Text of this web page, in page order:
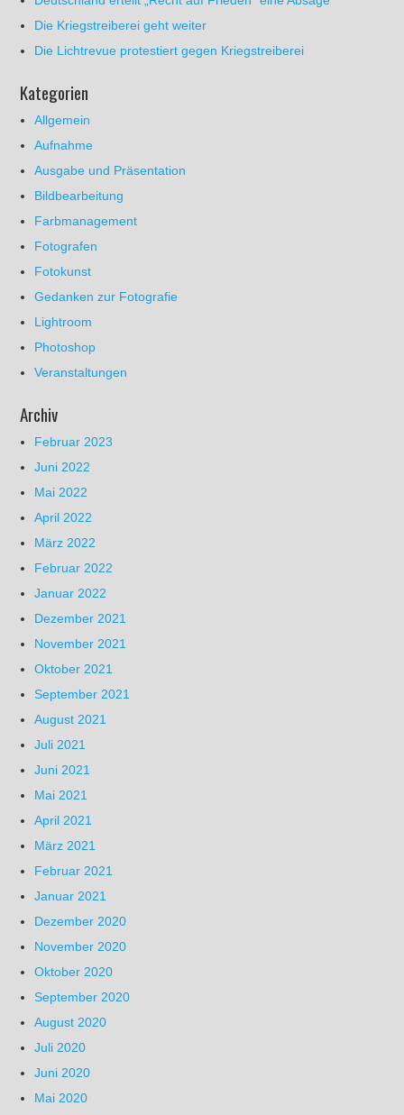
Die Kriegstreiberei geht weiter
Die Lichtrevue protestiert gegen Kriegstreiberei
Kategorien
Allgemein
Aufnahme
Ausgabe und Präsentation
Bildbearbeitung
Farbmanagement
Fotografen
Fotokunst
Gedanken zur Fotografie
Lightroom
Photoshop
Veranstaltungen
Archiv
Februar 2023
Juni 2022
Mai 2022
April 2022
März 2022
Februar 2022
Januar 2022
Dezember 2021
November 2021
Oktober 2021
September 2021
August 2021
Juli 2021
Juni 2021
Mai 2021
April 2021
März 2021
Februar 2021
Januar 2021
Dezember 2020
November 2020
Oktober 2020
September 2020
August 2020
Juli 2020
Juni 2020
Mai 2020